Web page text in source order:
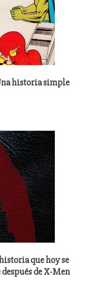
historia simple
que hoy se
de X-Men